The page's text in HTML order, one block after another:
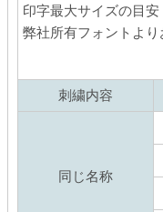
印字最大サイズの目
弊社所有フォントより
刺繍内容
同じ名称